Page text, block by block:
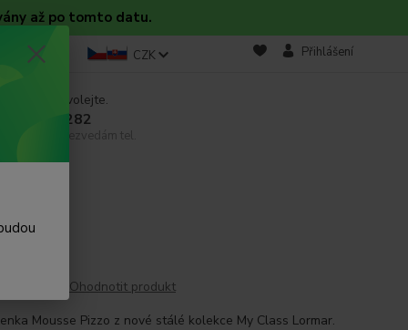
až po tomto datu.
Blog CZK Přihlášení
si rady? Zavolejte.
608 754 282
pokud nezvedám tel.
Ohodnotit produkt
Mousse Pizzo z nové stálé kolekce My Class Lormar.